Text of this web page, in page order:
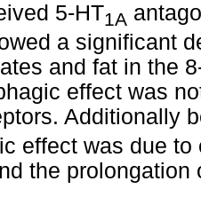
5-HT1A
a significant
and fat in the
effect was
Additionally
effect was due
the